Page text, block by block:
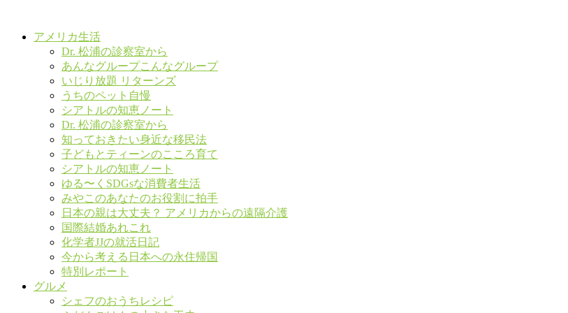
アメリカ生活
Dr. 松浦の診察室から
あんなグループこんなグループ
いじり放題 リターンズ
うちのペット自慢
シアトルの知恵ノート
Dr. 松浦の診察室から
知っておきたい身近な移民法
子どもとティーンのこころ育て
シアトルの知恵ノート
ゆる〜くSDGsな消費者生活
みやこのあなたのお役割に拍手
日本の親は大丈夫？ アメリカからの遠隔介護
国際結婚あれこれ
化学者JJの就活日記
今から考える日本への永住帰国
特別レポート
グルメ
シェフのおうちレシピ